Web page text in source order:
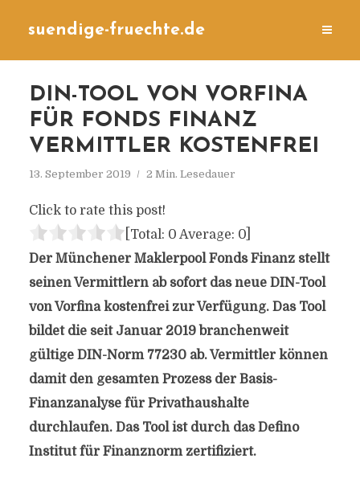
suendige-fruechte.de
DIN-TOOL VON VORFINA
FÜR FONDS FINANZ
VERMITTLER KOSTENFREI
13. September 2019 2 Min. Lesedauer
Click to rate this post!
[Total: 0 Average: 0]
Der Münchener Maklerpool Fonds Finanz stellt
seinen Vermittlern ab sofort das neue DIN-Tool
von Vorfina kostenfrei zur Verfügung. Das Tool
bildet die seit Januar 2019 branchenweit
gültige DIN-Norm 77230 ab. Vermittler können
damit den gesamten Prozess der Basis-
Finanzanalyse für Privathaushalte
durchlaufen. Das Tool ist durch das Defino
Institut für Finanznorm zertifiziert.